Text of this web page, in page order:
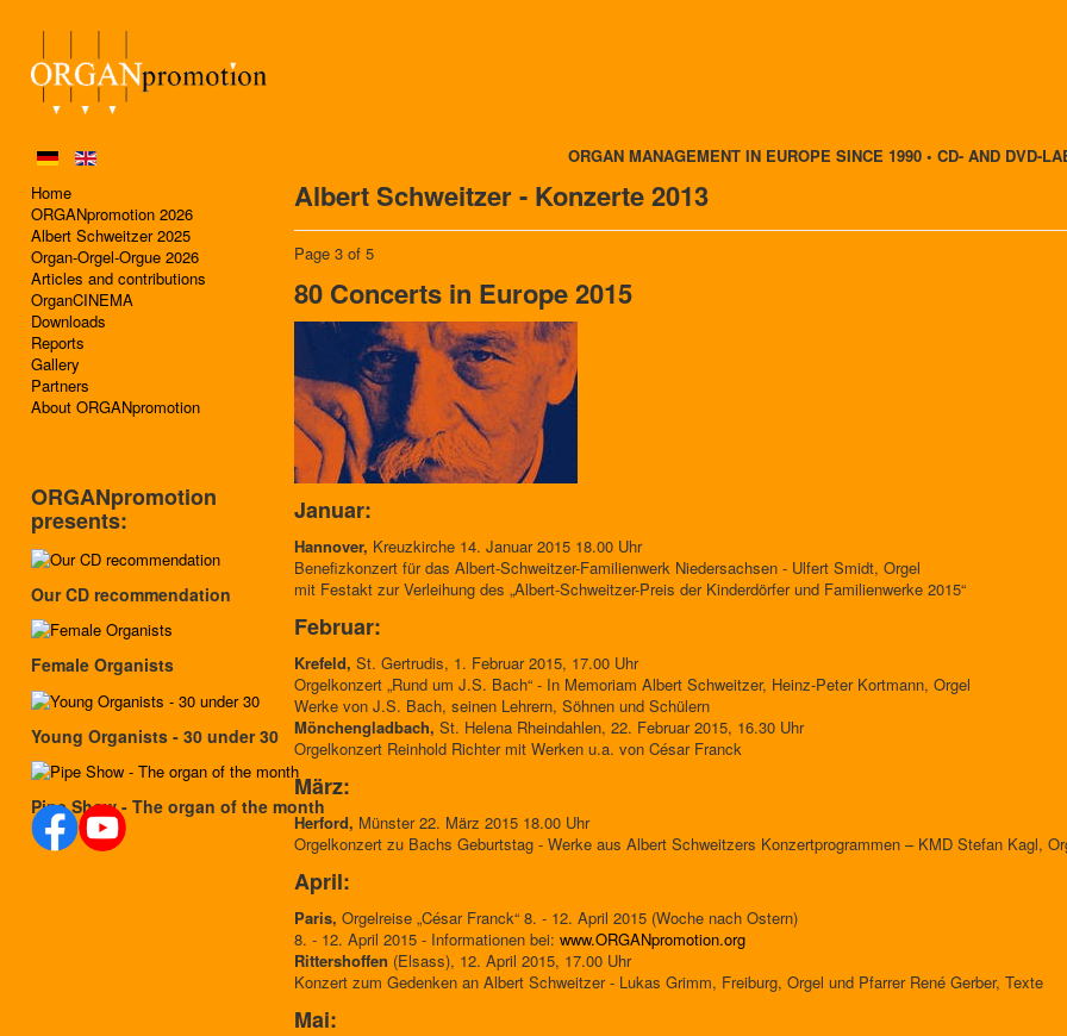
Home
ORGANpromotion 2026
Albert Schweitzer 2025
Organ-Orgel-Orgue 2026
Articles and contributions
OrganCINEMA
Downloads
Reports
Gallery
Partners
About ORGANpromotion
ORGAN MANAGEMENT IN EUROPE SINCE 1990 • CD- AND DVD-
Albert Schweitzer - Konzerte 2013
Page 3 of 5
80 Concerts in Europe 2015
Januar:
Hannover, Kreuzkirche 14. Januar 2015 18.00 Uhr
Benefizkonzert für das Albert-Schweitzer-Familienwerk Niedersachsen - Ulfert Smidt, Orgel
mit Festakt zur Verleihung des „Albert-Schweitzer-Preis der Kinderdörfer und Familienwerke 2015“
Februar:
Krefeld, St. Gertrudis, 1. Februar 2015, 17.00 Uhr
Orgelkonzert „Rund um J.S. Bach“ - In Memoriam Albert Schweitzer, Heinz-Peter Kortmann, Orgel
Werke von J.S. Bach, seinen Lehrern, Söhnen und Schülern
Mönchengladbach, St. Helena Rheindahlen, 22. Februar 2015, 16.30 Uhr
Orgelkonzert Reinhold Richter mit Werken u.a. von César Franck
März:
Herford, Münster 22. März 2015 18.00 Uhr
Orgelkonzert zu Bachs Geburtstag - Werke aus Albert Schweitzers Konzertprogrammen – KMD Stefan Kagl,
April:
Paris, Orgelreise „César Franck“ 8. - 12. April 2015 (Woche nach Ostern)
8. - 12. April 2015 - Informationen bei: www.ORGANpromotion.org
Rittershoffen (Elsass), 12. April 2015, 17.00 Uhr
Konzert zum Gedenken an Albert Schweitzer - Lukas Grimm, Freiburg, Orgel und Pfarrer René Gerber, Texte
Mai:
ORGANpromotion
presents:
Our CD recommendation
Female Organists
Young Organists - 30 under 30
Pipe Show - The organ of the month